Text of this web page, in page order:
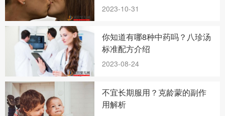
2023-10-31
你知道有哪8种中药吗？八珍汤
标准配方介绍
2023-08-24
不宜长期服用？克龄蒙的副作
用解析